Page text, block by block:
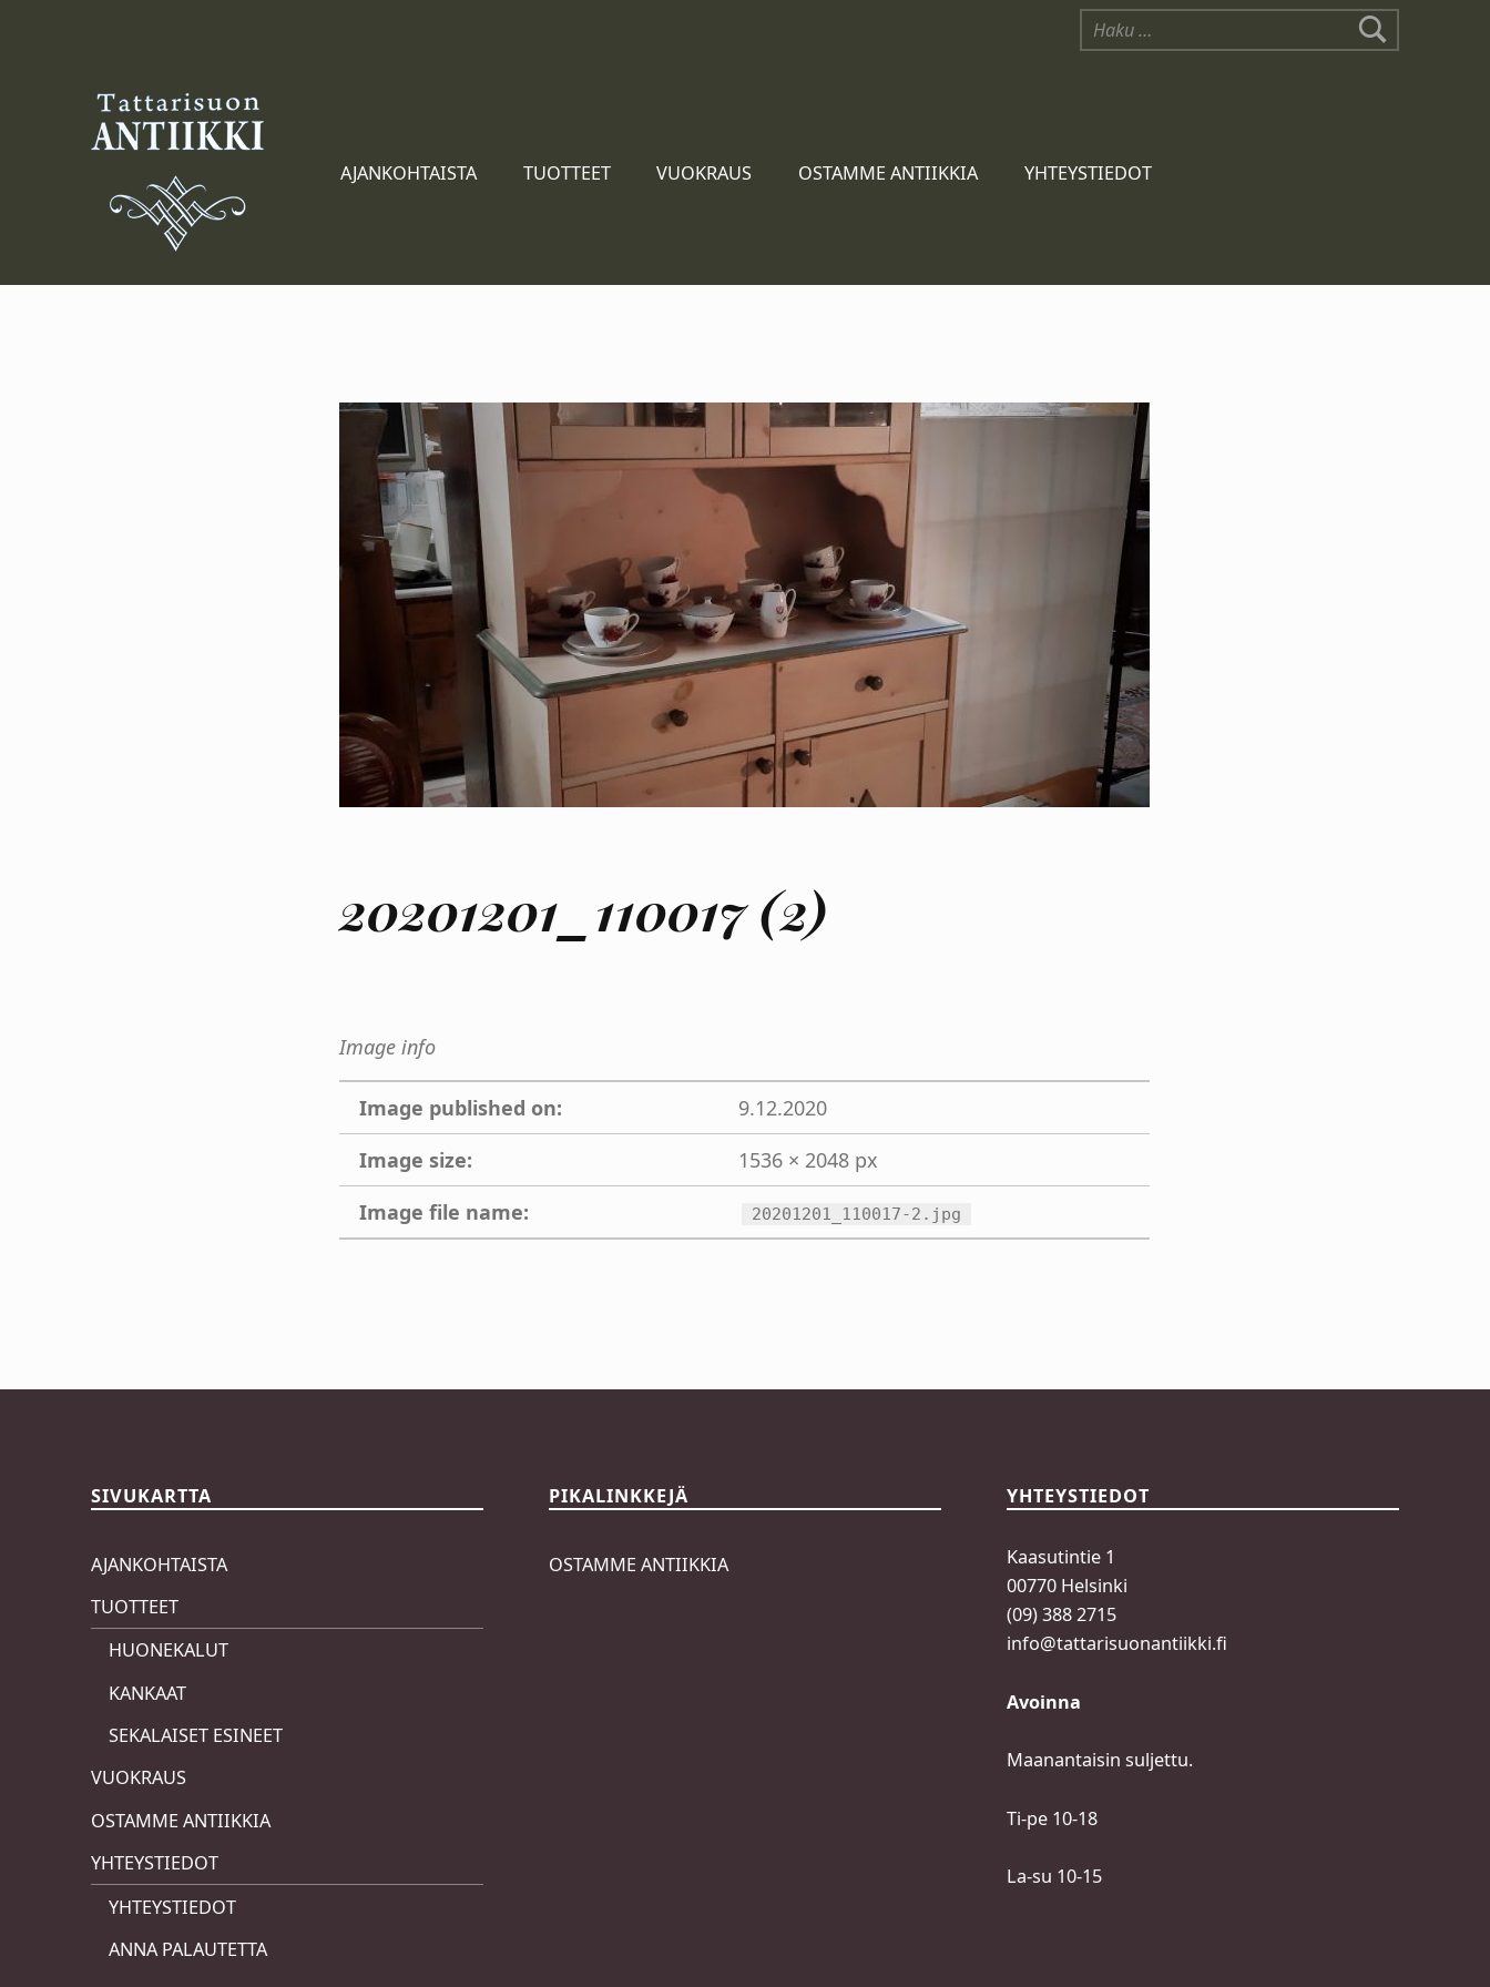
AJANKOHTAISTA TUOTTEET VUOKRAUS OSTAMME ANTIIKKIA YHTEYSTIEDOT
20201201_110017 (2)
Image info
Image published on:
9.12.2020
Image size:
1536 × 2048 px
Image file name:
20201201_110017-2.jpg
SIVUKARTTA
AJANKOHTAISTA
TUOTTEET
HUONEKALUT
KANKAAT
SEKALAISET ESINEET
VUOKRAUS
OSTAMME ANTIIKKIA
YHTEYSTIEDOT
YHTEYSTIEDOT
ANNA PALAUTETTA
PIKALINKKEJÄ
OSTAMME ANTIIKKIA
YHTEYSTIEDOT
Kaasutintie 1
00770 Helsinki
(09) 388 2715
info@tattarisuonantiikki.fi
Avoinna
Maanantaisin suljettu.
Ti-pe 10-18
La-su 10-15